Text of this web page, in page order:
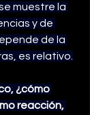
muestre la
y de
de la
es relativo.
¿cómo
reacción,